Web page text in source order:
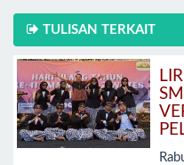
TULISAN TERKAIT